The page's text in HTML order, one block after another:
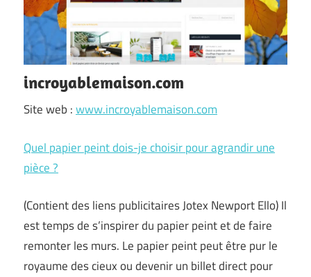
incroyablemaison.com
Site web :www.incroyablemaison.com
Quel papier peint dois-je choisir pour agrandir une
pièce ?
(Contient des liens publicitaires Jotex Newport Ello) Il
est temps de s’inspirer du papier peint et de faire
remonter les murs. Le papier peint peut être pur le
royaume des cieux ou devenir un billet direct pour